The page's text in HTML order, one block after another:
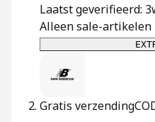
Laatst geverifieerd:
Alleen sale-artikelen
Gratis verzending